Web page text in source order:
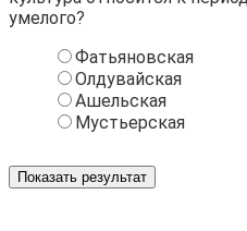
умелого?
Фатьяновская
Олдувайская
Ашельская
Мустьерская
Показать результат